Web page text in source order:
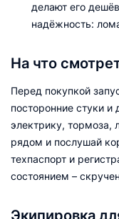
делают его
надёжность:
На что
Перед покупкой
посторонние стуки
электрику, тормоза,
рядом и послушай
техпаспорт и
состоянием –
Экипировка